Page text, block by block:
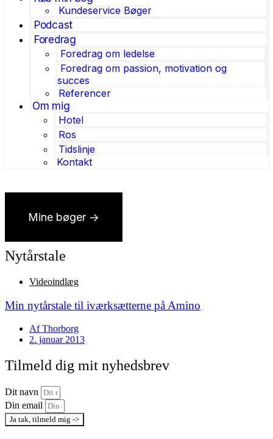
Kundeservice Bøger
Podcast
Foredrag
Foredrag om ledelse
Foredrag om passion, motivation og
succes
Referencer
Om mig
Hotel
Ros
Tidslinje
Kontakt
Mine bøger ->
Nytårstale
Videoindlæg
Min nytårstale til iværksætterne på Amino
AfThorborg
2. januar 2013
Tilmeld dig mit nyhedsbrev
Dit navn
Din email
Ja tak, tilmeld mig ->